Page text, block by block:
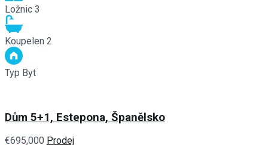
Ložnic 3
Koupelen 2
Typ Byt
Dům 5+1, Estepona, Španělsko
€695,000 Prodej